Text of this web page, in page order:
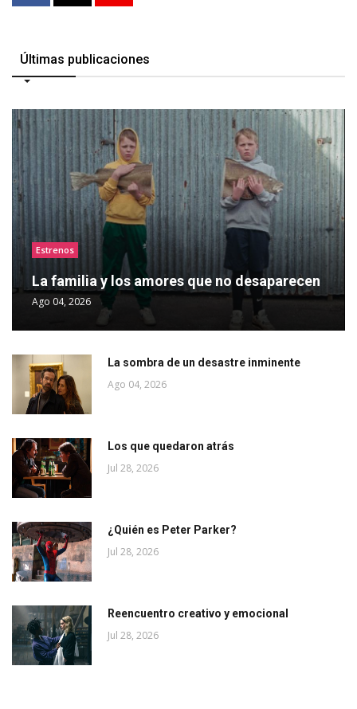
Últimas publicaciones
Estrenos
La familia y los amores que no desaparecen
Ago 04, 2026
La sombra de un desastre inminente
Ago 04, 2026
Los que quedaron atrás
Jul 28, 2026
¿Quién es Peter Parker?
Jul 28, 2026
Reencuentro creativo y emocional
Jul 28, 2026